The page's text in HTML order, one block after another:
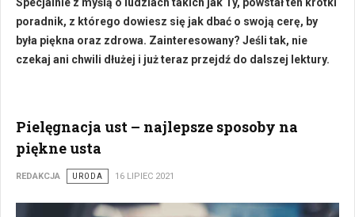
poradnik, z którego dowiesz się jak dbać o swoją cerę, by
była piękna oraz zdrowa. Zainteresowany? Jeśli tak, nie
czekaj ani chwili dłużej i już teraz przejdź do dalszej lektury.
Pielęgnacja ust – najlepsze sposoby na
piękne usta
REDAKCJA URODA 16 LIPIEC 2021